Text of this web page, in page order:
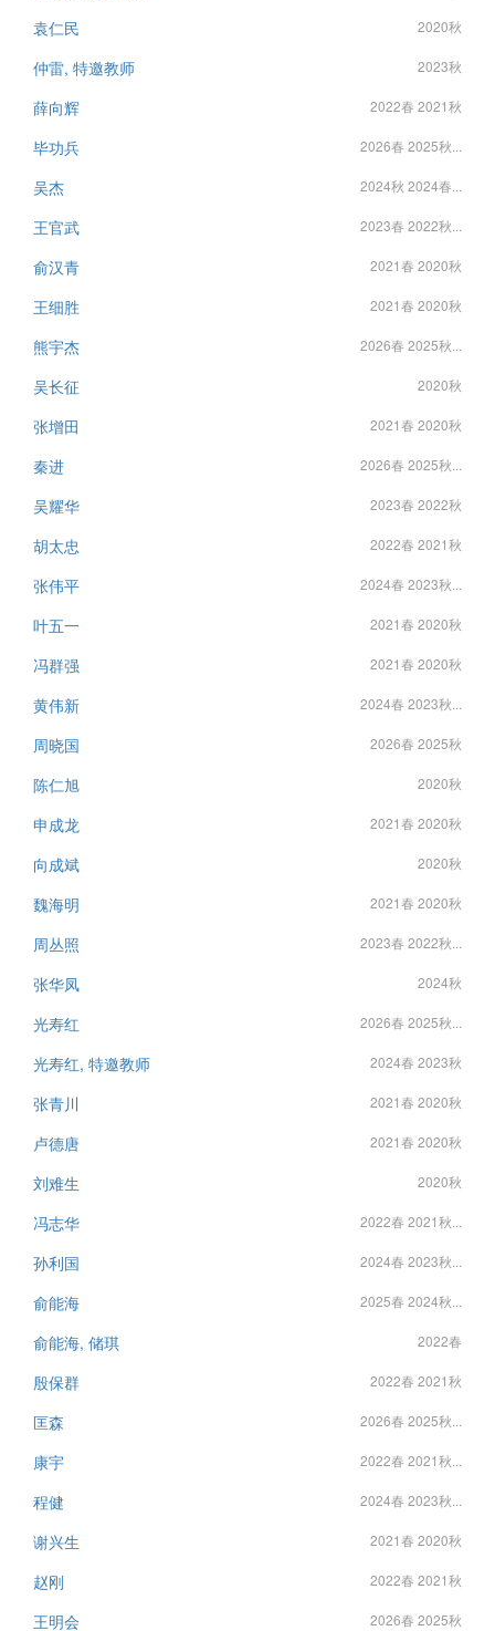
袁仁民 2020秋
仲雷, 特邀教师 2023秋
薛向辉 2022春 2021秋
毕功兵 2026春 2025秋...
吴杰 2024秋 2024春...
王官武 2023春 2022秋...
俞汉青 2021春 2020秋
王细胜 2021春 2020秋
熊宇杰 2026春 2025秋...
吴长征 2020秋
张增田 2021春 2020秋
秦进 2026春 2025秋...
吴耀华 2023春 2022秋
胡太忠 2022春 2021秋
张伟平 2024春 2023秋...
叶五一 2021春 2020秋
冯群强 2021春 2020秋
黄伟新 2024春 2023秋...
周晓国 2026春 2025秋
陈仁旭 2020秋
申成龙 2021春 2020秋
向成斌 2020秋
魏海明 2021春 2020秋
周丛照 2023春 2022秋...
张华凤 2024秋
光寿红 2026春 2025秋...
光寿红, 特邀教师 2024春 2023秋
张青川 2021春 2020秋
卢德唐 2021春 2020秋
刘难生 2020秋
冯志华 2022春 2021秋...
孙利国 2024春 2023秋...
俞能海 2025春 2024秋...
俞能海, 储琪 2022春
殷保群 2022春 2021秋
匡森 2026春 2025秋...
康宇 2022春 2021秋...
程健 2024春 2023秋...
谢兴生 2021春 2020秋
赵刚 2022春 2021秋
王明会 2026春 2025秋